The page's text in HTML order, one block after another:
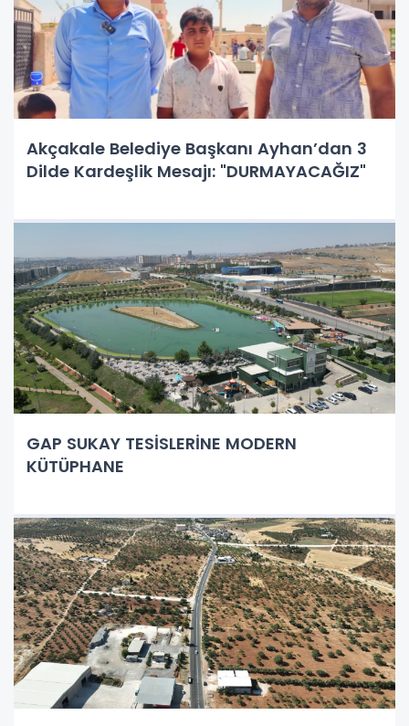
Akçakale Belediye Başkanı Ayhan’dan 3
Dilde Kardeşlik Mesajı: "DURMAYACAĞIZ"
GAP SUKAY TESİSLERİNE MODERN
KÜTÜPHANE